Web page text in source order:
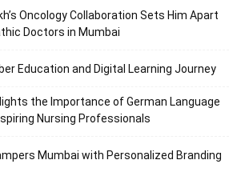
Oncology Collaboration Sets Him Apart
Doctors in Mumbai
Education and Digital Learning Journey
the Importance of German Language
Nursing Professionals
Mumbai with Personalized Branding